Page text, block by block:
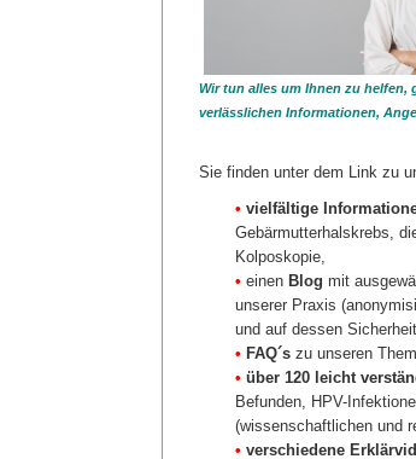
Wir tun alles um Ihnen zu helfen,
verlässlichen Informationen,
Sie finden unter dem Link zu
• vielfältige
Gebärmutterhalskrebs,
Kolposkopie,
• einen Blog mit
unserer Praxis
und auf dessen
• FAQ´s zu unseren
• über 120 leicht
Befunden, HPV-
(wissenschaftlichen und
• verschiedene